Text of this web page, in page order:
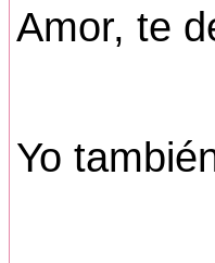
Amor, te
Yo